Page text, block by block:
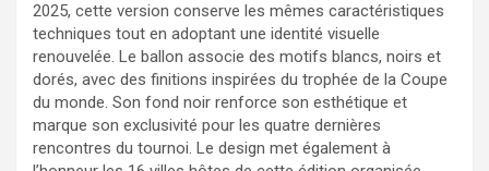
2025, cette version conserve les mêmes caractéristiques
techniques tout en adoptant une identité visuelle
renouvelée. Le ballon associe des motifs blancs, noirs et
dorés, avec des finitions inspirées du trophée de la Coupe
du monde. Son fond noir renforce son esthétique et
marque son exclusivité pour les quatre dernières
rencontres du tournoi. Le design met également à